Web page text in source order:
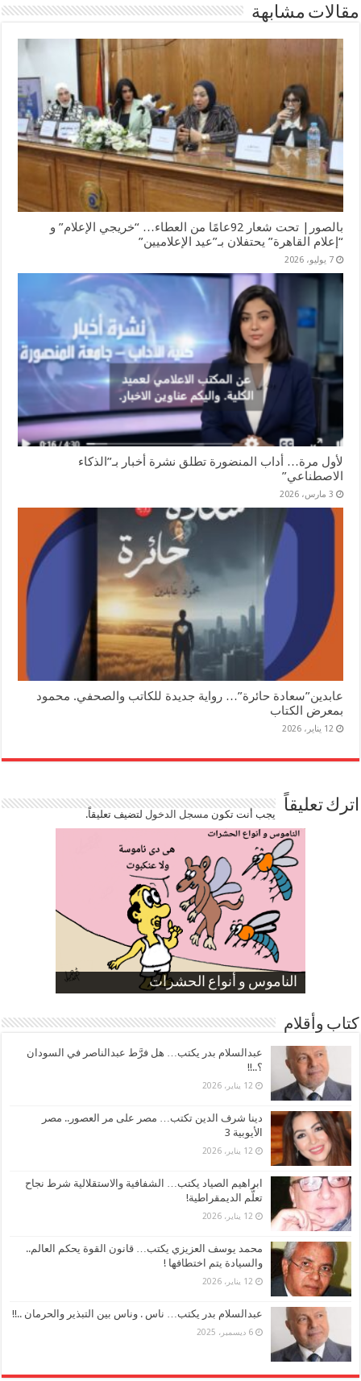
مقالات مشابهة
بالصور| تحت شعار 92عامًا من العطاء… “خريجي الإعلام” و
“إعلام القاهرة” يحتفلان بـ”عيد الإعلاميين”
7 يوليو، 2026
لأول مرة… أداب المنضورة تطلق نشرة أخبار بـ”الذكاء
الاصطناعي”
3 مارس، 2026
عابدين”سعادة حائرة”… رواية جديدة للكاتب والصحفي. محمود
بمعرض الكتاب
12 يناير، 2026
اترك تعليقاً يجب أنت تكون مسجل الدخوللتضيف تعليقاً.
الناموس و أنواع الحشرات
الموظفين بعد ارتفاع الأسعار
ارتفاع نسبة الطلاق في مصر
صورة كاركاتيرية
صورة كاركاتيرية
كتاب وأقلام
عبدالسلام بدر يكتب… هل فرَّط عبدالناصر في السودان
؟..!!
12 يناير، 2026
دينا شرف الدين تكتب… مصر على مر العصور.. مصر
الأيوبية 3
12 يناير، 2026
ابراهيم الصياد يكتب… الشفافية والاستقلالية شرط نجاح
تعلُّم الديمقراطية!
12 يناير، 2026
محمد يوسف العزيزي يكتب… قانون القوة يحكم العالم..
والسيادة يتم اختطافها !
12 يناير، 2026
عبدالسلام بدر يكتب… ناس . وناس بين التبذير والحرمان ..!!
6 ديسمبر، 2025